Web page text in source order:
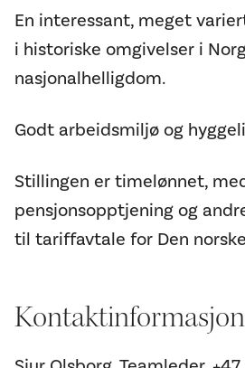
En interessant, meget
i historiske omgivelser i
nasjonalhelligdom.
Godt arbeidsmiljø og
Stillingen er timelønnet,
pensjonsopptjening og
til tariffavtale for Den
Kontaktinformasjon